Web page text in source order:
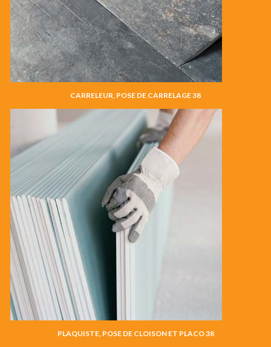
CARRELEUR, POSE DE CARRELAGE 38
PLAQUISTE, POSE DE CLOISON ET PLACO 38